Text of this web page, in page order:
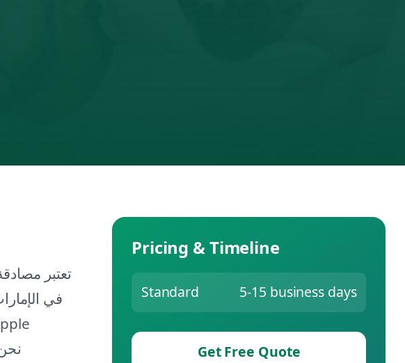
تعتبر
في
Pricing & Timeline
Standard 5-15 business days
Get Free Quote